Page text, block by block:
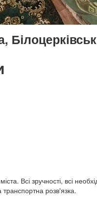
Всі зручності, всі
розв'язка.